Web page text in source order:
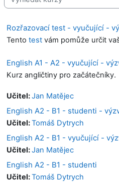
Rozřazovací test - vyučující -
Tento test vám pomůže určit
English A1 - A2 - vyučující -
Kurz angličtiny pro začátečníky.
Učitel:Jan Matějec
English A2 - B1 - studenti -
Učitel:Tomáš Dytrych
English A2 - B1 - vyučující -
Učitel:Jan Matějec
English A2 - B1 - studenti
Učitel:Tomáš Dytrych